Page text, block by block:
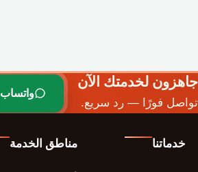
جاهزون لخدمتك الآن
تواصل فورًا — رد سريع.
واتساب
خدماتنا مناطق الخدمة